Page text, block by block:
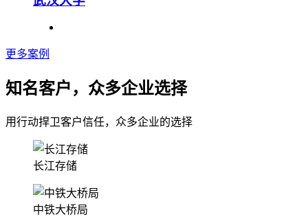
更多案例
知名客户，众多企业选择
用行动捍卫客户信任，众多企业的选择
长江存储
中铁大桥局